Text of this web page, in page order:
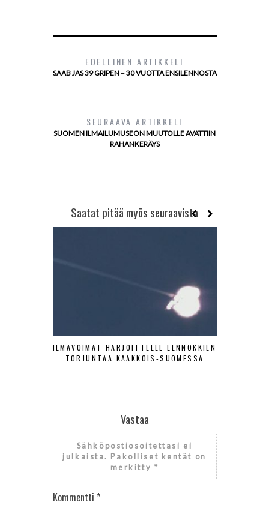
EDELLINEN ARTIKKELI
SAAB JAS 39 GRIPEN – 30 VUOTTA ENSILENNOSTA
SEURAAVA ARTIKKELI
SUOMEN ILMAILUMUSEON MUUTOLLE AVATTIIN
RAHANKERÄYS
Saatat pitää myös seuraavista
ILMAVOIMAT HARJOITTELEE LENNOKKIEN
TORJUNTAA KAAKKOIS-SUOMESSA
Vastaa
Sähköpostiosoitettasi ei
julkaista. Pakolliset kentät on
merkitty *
Kommentti *